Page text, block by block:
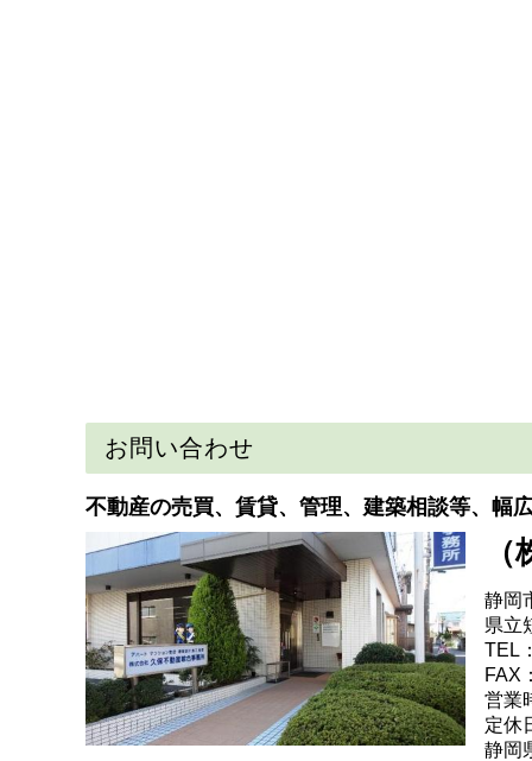
お問い合わせ
不動産の売買、賃貸、管理、建築相談等、幅
静岡
県立
TEL
FAX
営業
定休
静岡